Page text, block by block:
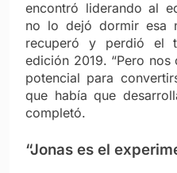
encontró liderando al
no lo dejó dormir esa
recuperó y perdió el
edición 2019. “Pero
potencial para
que había que
completó.
“Jonas es el